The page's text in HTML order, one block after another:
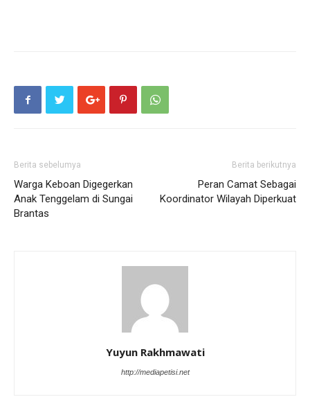
Berita sebelumya
Warga Keboan Digegerkan
Anak Tenggelam di Sungai
Brantas
Berita berikutnya
Peran Camat Sebagai
Koordinator Wilayah Diperkuat
Yuyun Rakhmawati
http://mediapetisi.net